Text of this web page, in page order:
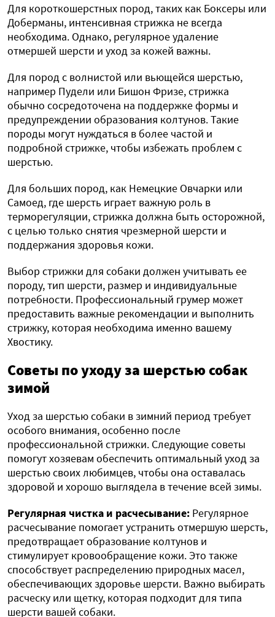
Для короткошерстных пород, таких как Боксеры или
Доберманы, интенсивная стрижка не всегда
необходима. Однако, регулярное удаление
отмершей шерсти и уход за кожей важны.
Для пород с волнистой или вьющейся шерстью,
например Пудели или Бишон Фризе, стрижка
обычно сосредоточена на поддержке формы и
предупреждении образования колтунов. Такие
породы могут нуждаться в более частой и
подробной стрижке, чтобы избежать проблем с
шерстью.
Для больших пород, как Немецкие Овчарки или
Самоед, где шерсть играет важную роль в
терморегуляции, стрижка должна быть осторожной,
с целью только снятия чрезмерной шерсти и
поддержания здоровья кожи.
Выбор стрижки для собаки должен учитывать ее
породу, тип шерсти, размер и индивидуальные
потребности. Профессиональный грумер может
предоставить важные рекомендации и выполнить
стрижку, которая необходима именно вашему
Хвостику.
Советы по уходу за шерстью собак
зимой
Уход за шерстью собаки в зимний период требует
особого внимания, особенно после
профессиональной стрижки. Следующие советы
помогут хозяевам обеспечить оптимальный уход за
шерстью своих любимцев, чтобы она оставалась
здоровой и хорошо выглядела в течение всей зимы.
Регулярная чистка и расчесывание: Регулярное
расчесывание помогает устранить отмершую шерсть,
предотвращает образование колтунов и
стимулирует кровообращение кожи. Это также
способствует распределению природных масел,
обеспечивающих здоровье шерсти. Важно выбирать
расческу или щетку, которая подходит для типа
шерсти вашей собаки.